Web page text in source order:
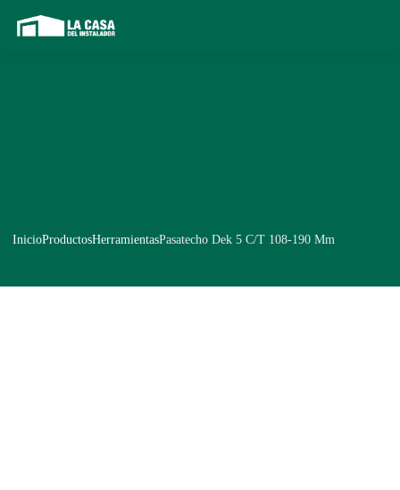
InicioProductosHerramientasPasatecho Dek 5 C/T 108-190 Mm